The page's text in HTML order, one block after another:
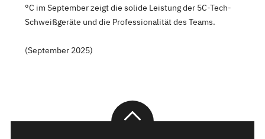
°C im September zeigt die solide Leistung der 5C-Tech-
Schweißgeräte und die Professionalität des Teams.
(September 2025)